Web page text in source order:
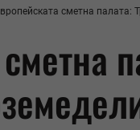
сметна палата: